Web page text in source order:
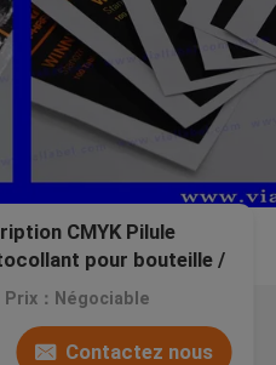
CMYK Pilule
pour bouteille /
Prix：Négociable
Contactez nous